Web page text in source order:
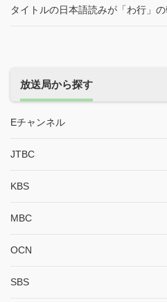
タイトルの日本語読みが「わ行」
放送局から探す
Eチャンネル
JTBC
KBS
MBC
OCN
SBS